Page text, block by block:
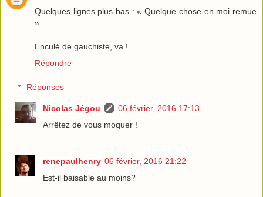
Quelques lignes plus bas : « Quelque chose en moi remue
»
Enculé de gauchiste, va !
Répondre
Réponses
Nicolas Jégou
06 février, 2016 17:13
Arrêtez de vous moquer !
renepaulhenry 06 février, 2016 21:22
Est-il baisable au moins?